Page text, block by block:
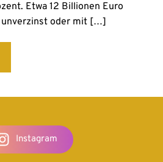
Etwa 12 Billionen Euro
unverzinst oder mit […]
Instagram